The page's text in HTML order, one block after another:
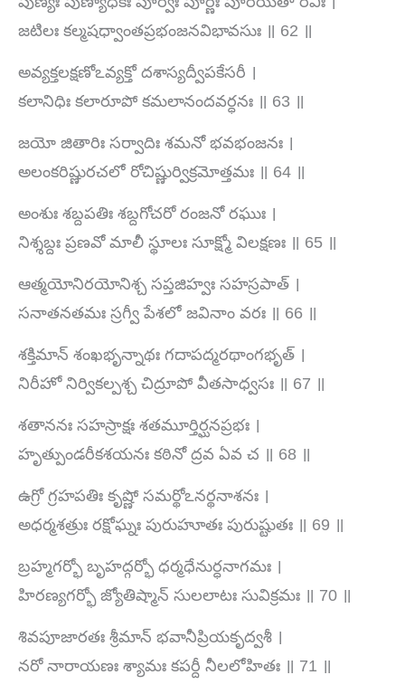
జటిలః కల్మషధ్వాంతప్రభంజనవిభావసుః ॥ 62 ॥
అవ్యక్తలక్షణోఽవ్యక్తో దశాస్యద్వీపకేసరీ ।
కలానిధిః కలారూపో కమలానందవర్ధనః ॥ 63 ॥
జయో జితారిః సర్వాదిః శమనో భవభంజనః ।
అలంకరిష్ణురచలో రోచిష్ణుర్విక్రమోత్తమః ॥ 64 ॥
అంశుః శబ్దపతిః శబ్దగోచరో రంజనో రఘుః ।
నిశ్శబ్దః ప్రణవో మాలీ స్థూలః సూక్ష్మో విలక్షణః ॥ 65 ॥
ఆత్మయోనిరయోనిశ్చ సప్తజిహ్వః సహస్రపాత్ ।
సనాతనతమః స్రగ్వీ పేశలో జవినాం వరః ॥ 66 ॥
శక్తిమాన్ శంఖభృన్నాథః గదాపద్మరథాంగభృత్ ।
నిరీహో నిర్వికల్పశ్చ చిద్రూపో వీతసాధ్వసః ॥ 67 ॥
శతాననః సహస్రాక్షః శతమూర్తిర్ఘనప్రభః ।
హృత్పుండరీకశయనః కఠినో ద్రవ ఏవ చ ॥ 68 ॥
ఉగ్రో గ్రహపతిః కృష్ణో సమర్థోఽనర్థనాశనః ।
అధర్మశత్రుః రక్షోఘ్నః పురుహూతః పురుష్టుతః ॥ 69 ॥
బ్రహ్మగర్భో బృహద్గర్భో ధర్మధేనుర్ధనాగమః ।
హిరణ్యగర్భో జ్యోతిష్మాన్ సులలాటః సువిక్రమః ॥ 70 ॥
శివపూజారతః శ్రీమాన్ భవానీప్రియకృద్వశీ ।
నరో నారాయణః శ్యామః కపర్దీ నీలలోహితః ॥ 71 ॥